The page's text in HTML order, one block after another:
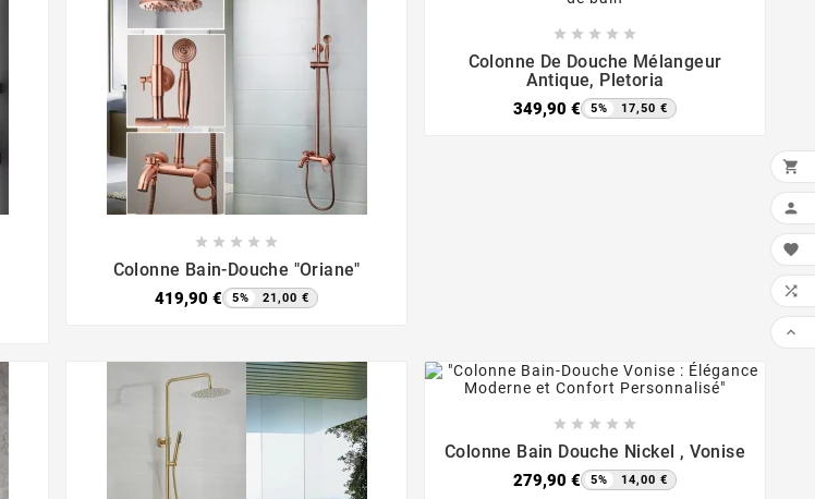
    
Colonne Bain-Douche "Oriane"
419,90 € 5% 21,00 €
    
Colonne De Douche Mélangeur
Antique, Pletoria
349,90 € 5% 17,50 €
    
Colonne Bain Douche Nickel , Vonise
279,90 € 5% 14,00 €




